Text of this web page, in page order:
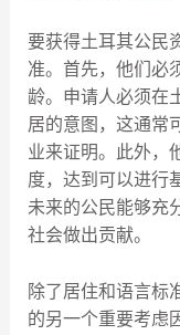
要获得土耳其公民
准。首先，他们必
龄。申请人必须在
居的意图，这通常
业来证明。此外，
度，达到可以进行
未来的公民能够充
社会做出贡献。
除了居住和语言标
的另一个重要考虑